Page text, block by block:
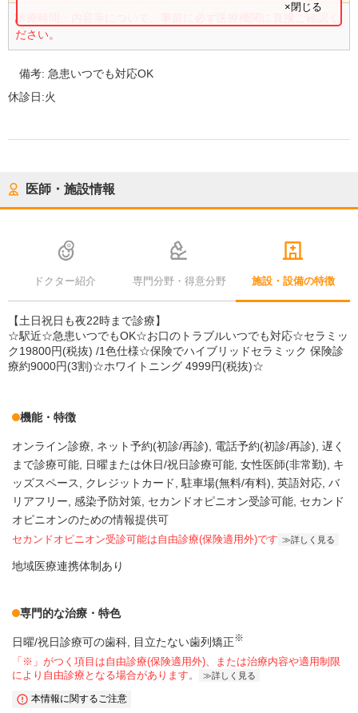
診療時間・内容等について、事前に必ず医療機関に直接ご確認く
ださい。
×閉じる
備考:急患いつでも対応OK
休診日:火
医師・施設情報
ドクター紹介 専門分野・得意分野 施設・設備の特徴
【土日祝日も夜22時まで診療】
☆駅近☆急患いつでもOK☆お口のトラブルいつでも対応☆セラミッ
ク19800円(税抜) /1色仕様☆保険でハイブリッドセラミック 保険診
療約9000円(3割)☆ホワイトニング 4999円(税抜)☆
機能・特徴
オンライン診療 ネット予約(初診/再診) 電話予約(初診/再診) 遅く
まで診療可能
日曜または休日/祝日診療可能 女性医師(非常勤)
キ
ッズスペース
クレジットカード 駐車場(無料/有料) 英語対応 バ
リアフリー 感染予防対策 セカンドオピニオン受診可能 セカンド
オピニオンのための情報提供可
セカンドオピニオン受診可能は自由診療(保険適用外)です 詳しく見る
地域医療連携体制あり
専門的な治療・特色
日曜/祝日診療可の歯科 目立たない歯列矯正※
「※」がつく項目は自由診療(保険適用外)、または治療内容や適用制限
により自由診療となる場合があります。
詳しく見る
本情報に関するご注意